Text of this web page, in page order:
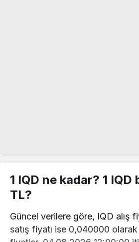
1 IQD ne kadar? 1 IQD
TL?
Güncel verilere göre, IQD alış
satış fiyatı ise 0,040000